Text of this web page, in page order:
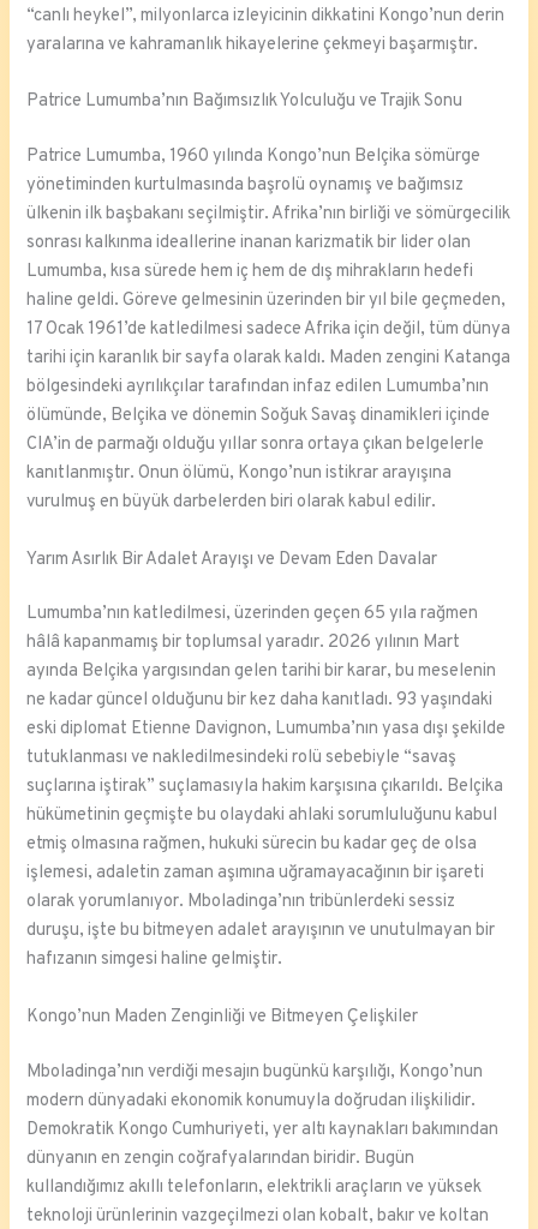
“canlı heykel”, milyonlarca izleyicinin dikkatini Kongo’nun derin
yaralarına ve kahramanlık hikayelerine çekmeyi başarmıştır.
Patrice Lumumba’nın Bağımsızlık Yolculuğu ve Trajik Sonu
Patrice Lumumba, 1960 yılında Kongo’nun Belçika sömürge
yönetiminden kurtulmasında başrolü oynamış ve bağımsız
ülkenin ilk başbakanı seçilmiştir. Afrika’nın birliği ve sömürgecilik
sonrası kalkınma ideallerine inanan karizmatik bir lider olan
Lumumba, kısa sürede hem iç hem de dış mihrakların hedefi
haline geldi. Göreve gelmesinin üzerinden bir yıl bile geçmeden,
17 Ocak 1961’de katledilmesi sadece Afrika için değil, tüm dünya
tarihi için karanlık bir sayfa olarak kaldı. Maden zengini Katanga
bölgesindeki ayrılıkçılar tarafından infaz edilen Lumumba’nın
ölümünde, Belçika ve dönemin Soğuk Savaş dinamikleri içinde
CIA’in de parmağı olduğu yıllar sonra ortaya çıkan belgelerle
kanıtlanmıştır. Onun ölümü, Kongo’nun istikrar arayışına
vurulmuş en büyük darbelerden biri olarak kabul edilir.
Yarım Asırlık Bir Adalet Arayışı ve Devam Eden Davalar
Lumumba’nın katledilmesi, üzerinden geçen 65 yıla rağmen
hâlâ kapanmamış bir toplumsal yaradır. 2026 yılının Mart
ayında Belçika yargısından gelen tarihi bir karar, bu meselenin
ne kadar güncel olduğunu bir kez daha kanıtladı. 93 yaşındaki
eski diplomat Etienne Davignon, Lumumba’nın yasa dışı şekilde
tutuklanması ve nakledilmesindeki rolü sebebiyle “savaş
suçlarına iştirak” suçlamasıyla hakim karşısına çıkarıldı. Belçika
hükümetinin geçmişte bu olaydaki ahlaki sorumluluğunu kabul
etmiş olmasına rağmen, hukuki sürecin bu kadar geç de olsa
işlemesi, adaletin zaman aşımına uğramayacağının bir işareti
olarak yorumlanıyor. Mboladinga’nın tribünlerdeki sessiz
duruşu, işte bu bitmeyen adalet arayışının ve unutulmayan bir
hafızanın simgesi haline gelmiştir.
Kongo’nun Maden Zenginliği ve Bitmeyen Çelişkiler
Mboladinga’nın verdiği mesajın bugünkü karşılığı, Kongo’nun
modern dünyadaki ekonomik konumuyla doğrudan ilişkilidir.
Demokratik Kongo Cumhuriyeti, yer altı kaynakları bakımından
dünyanın en zengin coğrafyalarından biridir. Bugün
kullandığımız akıllı telefonların, elektrikli araçların ve yüksek
teknoloji ürünlerinin vazgeçilmezi olan kobalt, bakır ve koltan